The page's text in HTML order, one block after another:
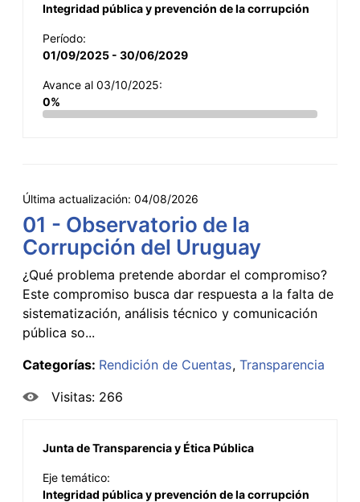
Integridad pública y prevención de la corrupción
Período:
01/09/2025 - 30/06/2029
Avance al 03/10/2025:
0%
Última actualización: 04/08/2026
01 - Observatorio de la
Corrupción del Uruguay
¿Qué problema pretende abordar el compromiso?
Este compromiso busca dar respuesta a la falta de
sistematización, análisis técnico y comunicación
pública so...
Categorías: Rendición de Cuentas Transparencia
Visitas: 266
Junta de Transparencia y Ética Pública
Eje temático:
Integridad pública y prevención de la corrupción